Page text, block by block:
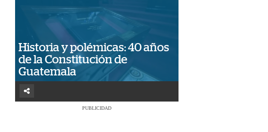
Historia y polémicas: 40 años
de la Constitución de
Guatemala
PUBLICIDAD